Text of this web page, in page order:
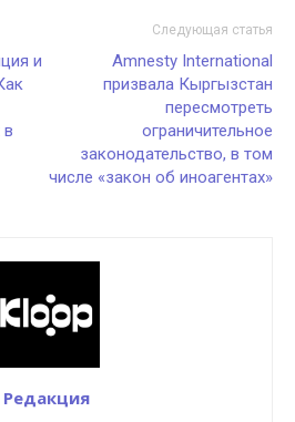
и
Следующая статья
Amnesty International
призвала Кыргызстан
пересмотреть
ограничительное
законодательство, в том
числе «закон об иноагентах»
Редакция